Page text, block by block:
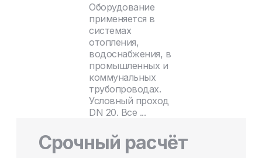
Оборудование
применяется в
системах
отопления,
водоснабжения, в
промышленных и
коммунальных
трубопроводах.
Условный проход
DN 20. Все ...
Срочный расчёт